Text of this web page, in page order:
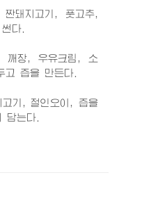
돼지고기, 풋고추,
다.
깨장, 우유크림, 소
고 즙을 만든다.
기, 절인오이, 즙을
담는다.